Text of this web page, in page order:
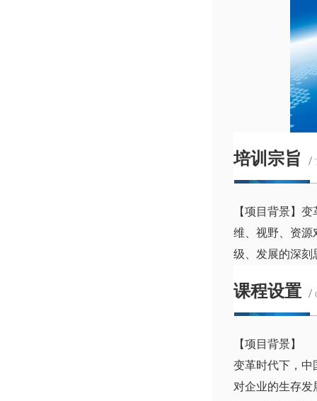
培训宗旨 /
【项目背景】
维、视野、资源
级、发展的深刻
课程设置 /
【项目背景】
变革时代下，中
对企业的生存